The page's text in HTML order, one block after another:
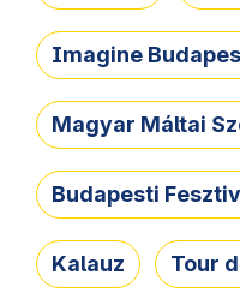
Imagine
Magyar Máltai
Budapesti
Kalauz Tour